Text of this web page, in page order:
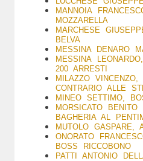
MANNOIA
MOZZARELLA
MARCHESE
BELVA
MESSINA DENARO
MESSINA
200 ARRESTI
MILAZZO VINCENZO,
CONTRARIO ALLE
MINEO SETTIMO,
MORSICATO
BAGHERIA AL
MUTOLO GASPARE,
ONORATO
BOSS RICCOBONO
PATTI ANTONIO